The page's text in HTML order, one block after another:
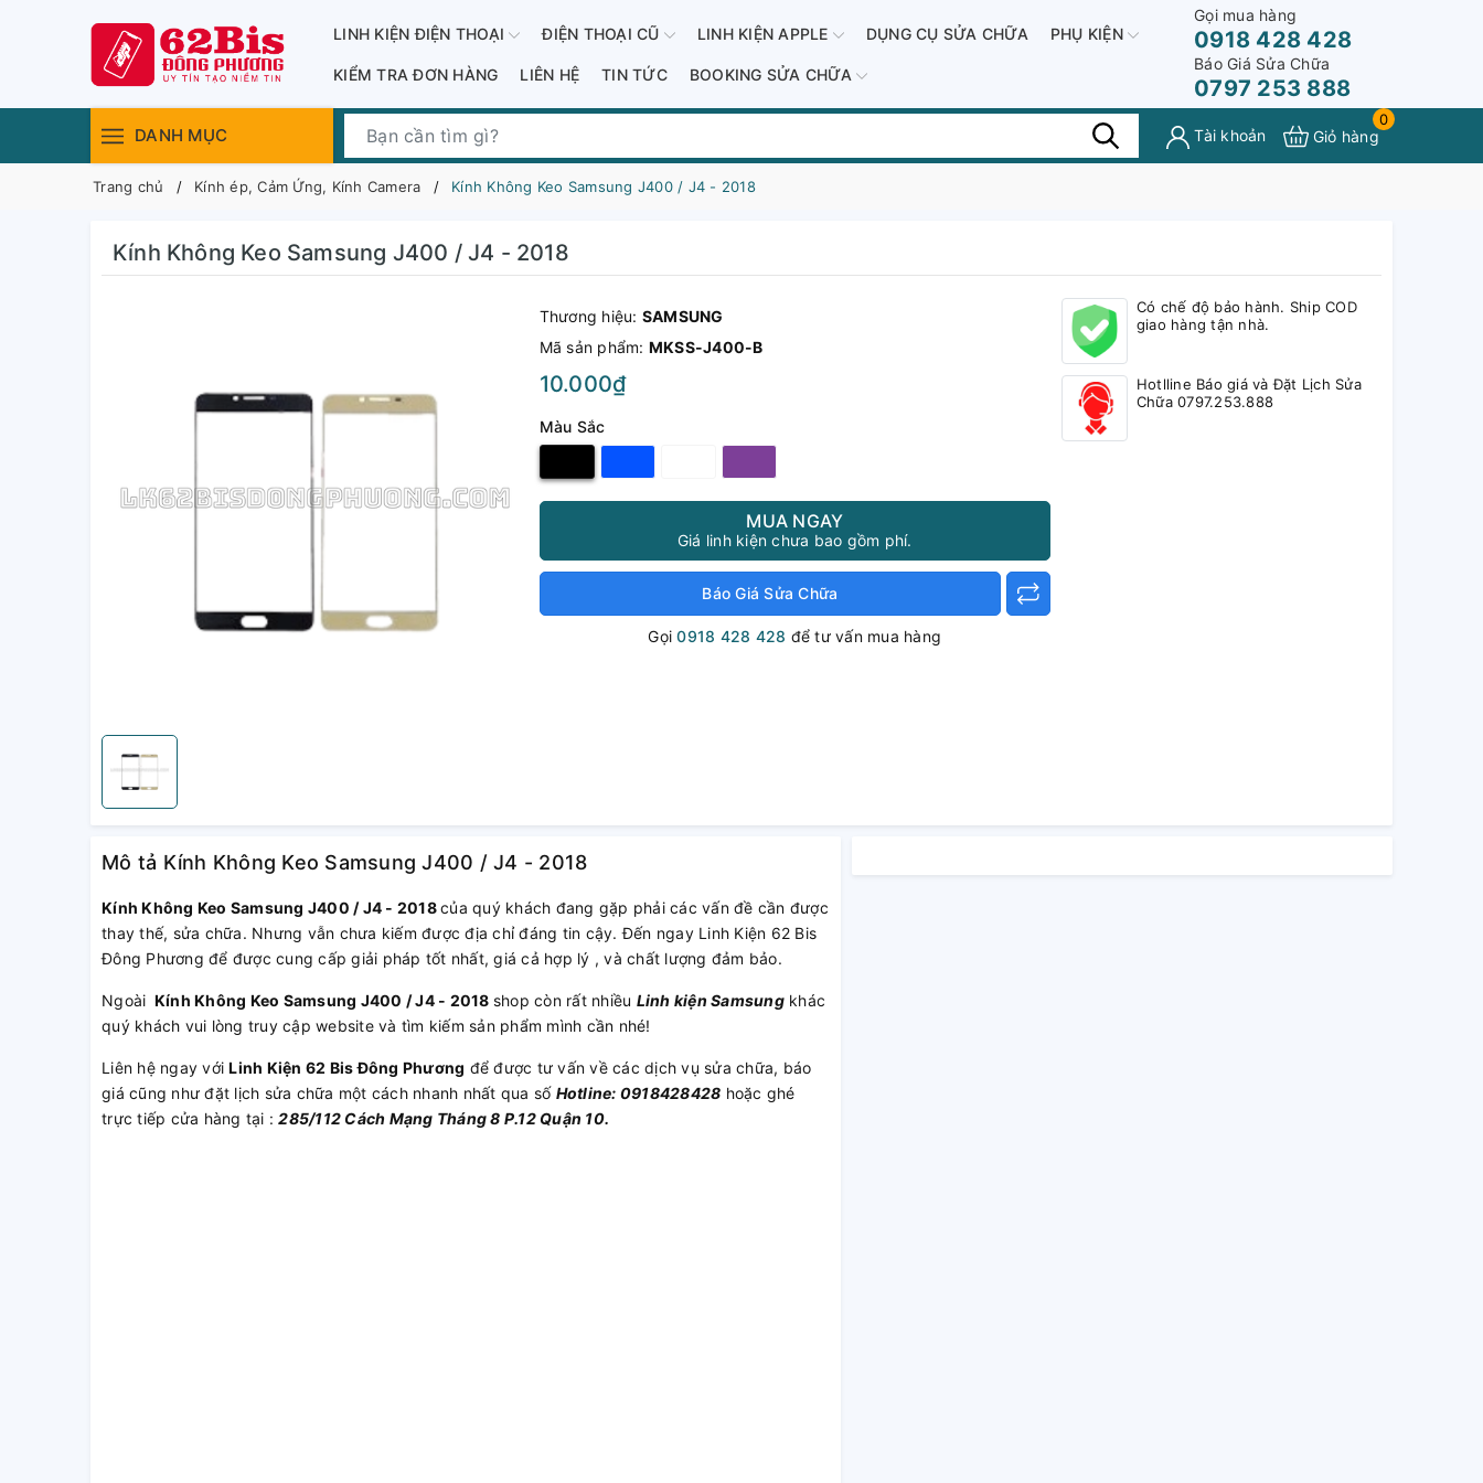
LINH KIỆN ĐIỆN THOẠI ĐIỆN THOẠI CŨ LINH KIỆN APPLE DỤNG CỤ SỬA CHỮA PHỤ KIỆN
KIỂM TRA ĐƠN HÀNG LIÊN HỆ TIN TỨC BOOKING SỬA CHỮA
Gọi mua hàng
0918 428 428
Báo Giá Sửa Chữa
0797 253 888
DANH MỤC Tài khoản
0
Giỏ hàng
Trang chủ Kính ép, Cảm Ứng, Kính Camera Kính Không Keo Samsung J400 / J4 - 2018
Kính Không Keo Samsung J400 / J4 - 2018
Thương hiệu: SAMSUNG
Mã sản phẩm: MKSS-J400-B
10.000₫
Màu Sắc
MUA NGAY
Giá linh kiện chưa bao gồm phí.
Báo Giá Sửa Chữa
Gọi0918 428 428 để tư vấn mua hàng
Có chế độ bảo hành. Ship COD
giao hàng tận nhà.
Hotlline Báo giá và Đặt Lịch Sửa
Chữa 0797.253.888
Mô tả Kính Không Keo Samsung J400 / J4 - 2018
Kính Không Keo Samsung J400 / J4 - 2018của quý khách đang gặp phải các vấn đề cần được
thay thế, sửa chữa. Nhưng vẫn chưa kiếm được địa chỉ đáng tin cậy. Đến ngay Linh Kiện 62 Bis
Đông Phương để được cung cấp giải pháp tốt nhất, giá cả hợp lý , và chất lượng đảm bảo.
Ngoài Kính Không Keo Samsung J400 / J4 - 2018 shop còn rất nhiều Linh kiện Samsungkhác
quý khách vui lòng truy cập website và tìm kiếm sản phẩm mình cần nhé!
Liên hệ ngay vớiLinh Kiện 62 Bis Đông Phương để được tư vấn về các dịch vụ sửa chữa, báo
giá cũng như đặt lịch sửa chữa một cách nhanh nhất qua số Hotline: 0918428428 hoặc ghé
trực tiếp cửa hàng tại :285/112 Cách Mạng Tháng 8 P.12 Quận 10.